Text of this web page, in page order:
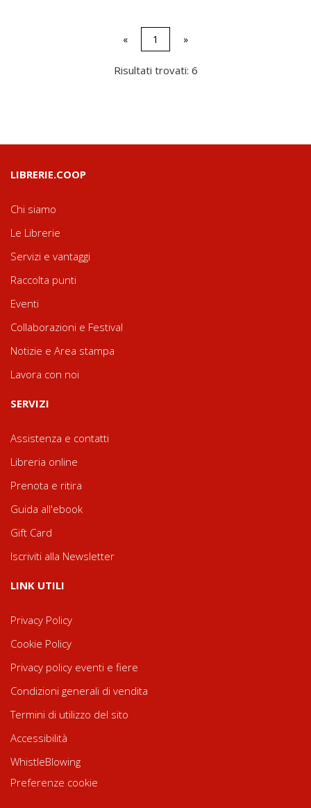
« 1 »
Risultati trovati: 6
LIBRERIE.COOP
Chi siamo
Le Librerie
Servizi e vantaggi
Raccolta punti
Eventi
Collaborazioni e Festival
Notizie e Area stampa
Lavora con noi
SERVIZI
Assistenza e contatti
Libreria online
Prenota e ritira
Guida all'ebook
Gift Card
Iscriviti alla Newsletter
LINK UTILI
Privacy Policy
Cookie Policy
Privacy policy eventi e fiere
Condizioni generali di vendita
Termini di utilizzo del sito
Accessibilità
WhistleBlowing
Preferenze cookie